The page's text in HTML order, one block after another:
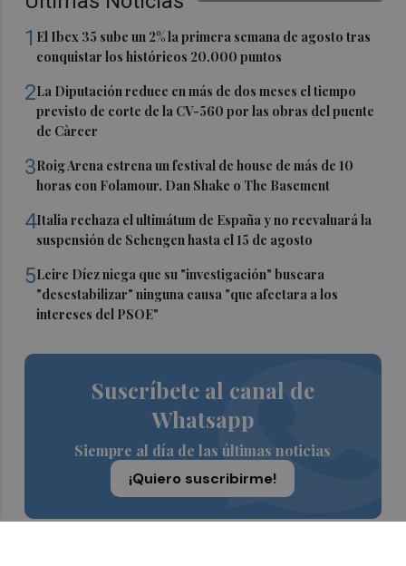
1 El Ibex 35 sube un 2% la primera semana de agosto tras
conquistar los históricos 20.000 puntos
2La Diputación reduce en más de dos meses el tiempo
previsto de corte de la CV-560 por las obras del puente
de Càrcer
3Roig Arena estrena un festival de house de más de 10
horas con Folamour, Dan Shake o The Basement
4Italia rechaza el ultimátum de España y no reevaluará la
suspensión de Schengen hasta el 15 de agosto
5Leire Díez niega que su "investigación" buscara
"desestabilizar" ninguna causa "que afectara a los
intereses del PSOE"
Suscríbete al canal de
Whatsapp
Siempre al día de las últimas noticias
¡Quiero suscribirme!